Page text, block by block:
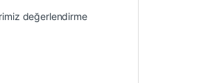
değerlendirme